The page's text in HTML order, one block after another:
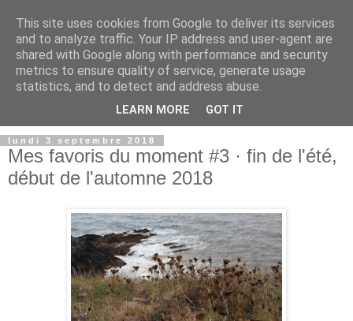
lundi 3 septembre 2018
Mes favoris du moment #3 · fin de l'été,
début de l'automne 2018
This site uses cookies from Google to deliver its services
and to analyze traffic. Your IP address and user-agent are
shared with Google along with performance and security
metrics to ensure quality of service, generate usage
statistics, and to detect and address abuse.
LEARN MORE GOT IT